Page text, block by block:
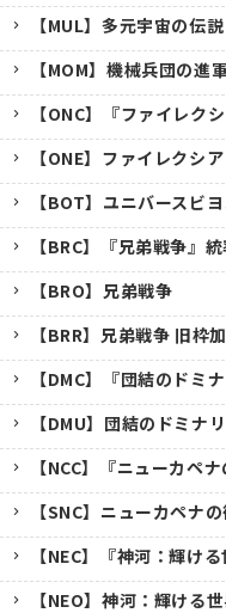
【MUL】多元宇宙の伝説
【MOM】機械兵団の進
【ONC】『ファイレク
【ONE】ファイレクシ
【BOT】ユニバースビ
【BRC】『兄弟戦争』
【BRO】兄弟戦争
【BRR】兄弟戦争 旧枠
【DMC】『団結のドミ
【DMU】団結のドミナ
【NCC】『ニューカペ
【SNC】ニューカペナ
【NEC】『神河：輝け
【NEO】神河：輝ける